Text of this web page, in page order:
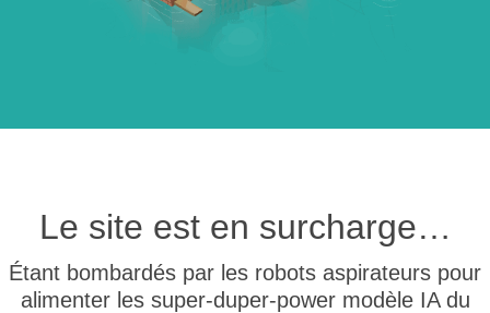
Le site est en surcharge…
Étant bombardés par les robots aspirateurs pour
alimenter les super-duper-power modèle IA du